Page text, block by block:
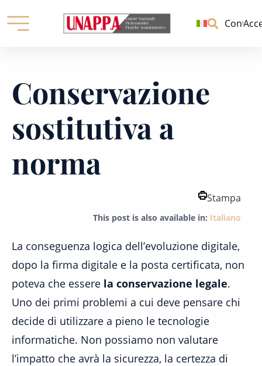
nazionale
professionisti
Contatti
content
Conservazione
sostitutiva a
norma
Stampa
This post is also available in: Italiano
La conseguenza logica dell’evoluzione digitale,
dopo la firma digitale e la posta certificata, non
poteva che essere la conservazione legale.
Uno dei primi problemi a cui deve pensare chi
decide di utilizzare a pieno le tecnologie
informatiche. Non possiamo non valutare
l’impatto che avrà la sicurezza, la certezza di